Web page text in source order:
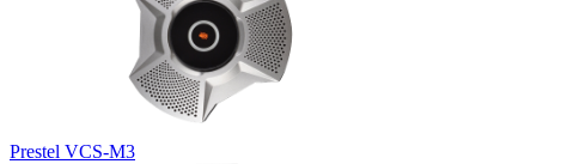
Prestel VCS-M3